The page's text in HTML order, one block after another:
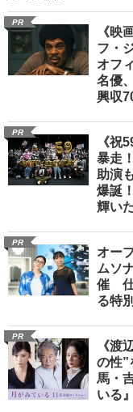
PR
《映
フ・
オフ
名優
興収
PR
《祝
暴走
助演
爆誕
輝い
PR
オー
ムソ
催 仕
る特
PR
《渡
の性”
馬・
いる』